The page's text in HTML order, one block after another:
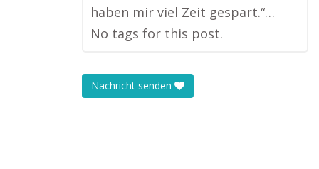
haben mir viel Zeit gespart.“…
No tags for this post.
Nachricht senden